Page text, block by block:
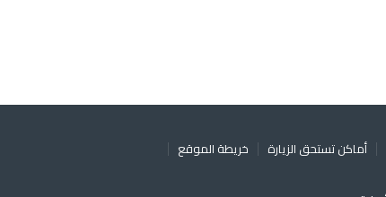
أماكن تستحق الزيارة خريطة الموقع